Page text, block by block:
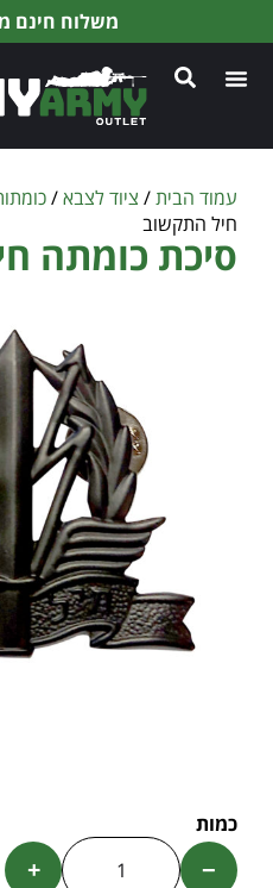
משלוח חינם מעל
עמוד הבית/ ציוד לצבא/
חיל התקשוב
סיכת כומתה
−
+